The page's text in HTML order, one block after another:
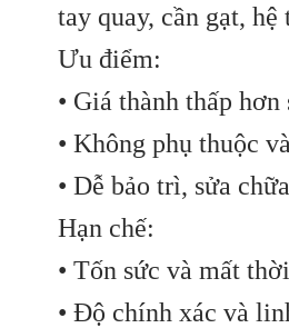
tay quay, cần gạt,
Ưu điểm:
• Giá thành thấp
• Không phụ thuộc
• Dễ bảo trì, sửa
Hạn chế:
• Tốn sức và mất
• Độ chính xác và